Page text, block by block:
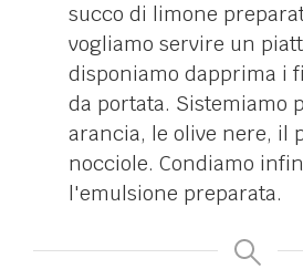
succo di limone
vogliamo servire un
disponiamo dapprima i
da portata. Sistemiamo
arancia, le olive nere, il
nocciole. Condiamo
l'emulsione preparata.